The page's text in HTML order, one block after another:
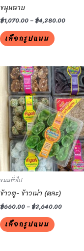
ขนุนฉาบ
฿1,070.00–฿4,280.00
เลือกรูปแบบ
the
product
page
ขนมทั่วไป
ข้าวตู- ข้าวเม่า (คละ)
฿660.00–฿2,640.00
เลือกรูปแบบ
This
product
has
multiple
variants.
The
options
may
be
on
the
product
page